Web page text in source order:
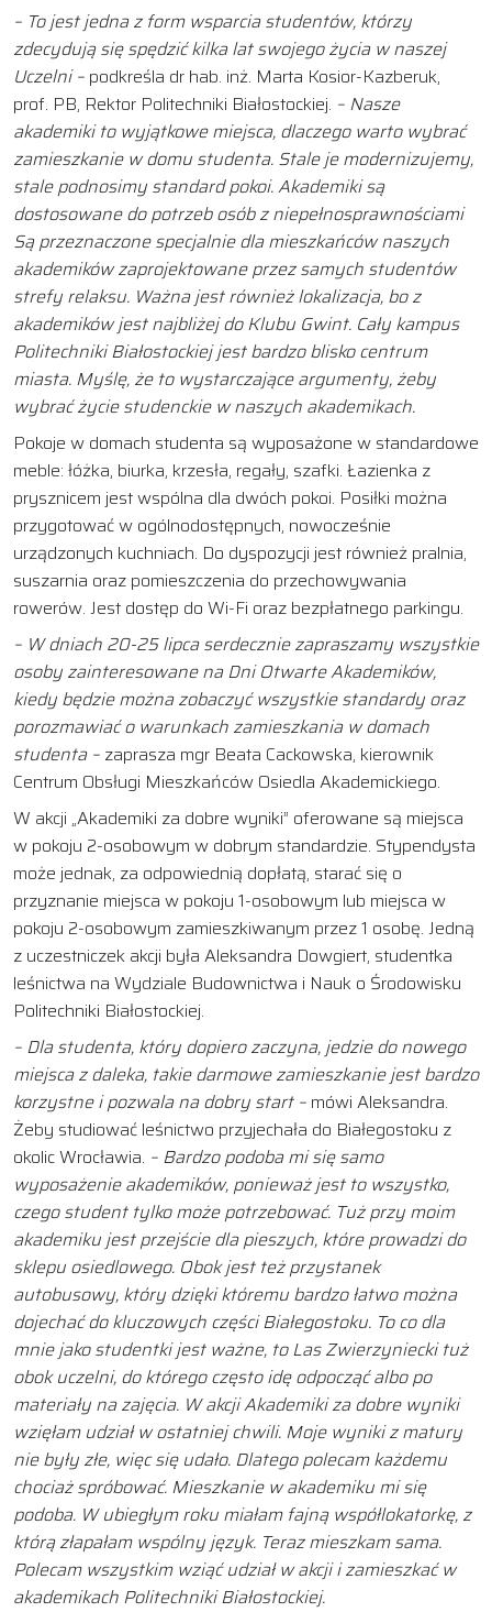
– To jest jedna z form wsparcia studentów, którzy
zdecydują się spędzić kilka lat swojego życia w naszej
Uczelni – podkreśla dr hab. inż. Marta Kosior-Kazberuk,
prof. PB, Rektor Politechniki Białostockiej. – Nasze
akademiki to wyjątkowe miejsca, dlaczego warto wybrać
zamieszkanie w domu studenta. Stale je modernizujemy,
stale podnosimy standard pokoi. Akademiki są
dostosowane do potrzeb osób z niepełnosprawnościami
Są przeznaczone specjalnie dla mieszkańców naszych
akademików zaprojektowane przez samych studentów
strefy relaksu. Ważna jest również lokalizacja, bo z
akademików jest najbliżej do Klubu Gwint. Cały kampus
Politechniki Białostockiej jest bardzo blisko centrum
miasta. Myślę, że to wystarczające argumenty, żeby
wybrać życie studenckie w naszych akademikach.
Pokoje w domach studenta są wyposażone w standardowe
meble: łóżka, biurka, krzesła, regały, szafki. Łazienka z
prysznicem jest wspólna dla dwóch pokoi. Posiłki można
przygotować w ogólnodostępnych, nowocześnie
urządzonych kuchniach. Do dyspozycji jest również pralnia,
suszarnia oraz pomieszczenia do przechowywania
rowerów. Jest dostęp do Wi-Fi oraz bezpłatnego parkingu.
– W dniach 20-25 lipca serdecznie zapraszamy wszystkie
osoby zainteresowane na Dni Otwarte Akademików,
kiedy będzie można zobaczyć wszystkie standardy oraz
porozmawiać o warunkach zamieszkania w domach
studenta – zaprasza mgr Beata Cackowska, kierownik
Centrum Obsługi Mieszkańców Osiedla Akademickiego.
W akcji „Akademiki za dobre wyniki” oferowane są miejsca
w pokoju 2-osobowym w dobrym standardzie. Stypendysta
może jednak, za odpowiednią dopłatą, starać się o
przyznanie miejsca w pokoju 1-osobowym lub miejsca w
pokoju 2-osobowym zamieszkiwanym przez 1 osobę. Jedną
z uczestniczek akcji była Aleksandra Dowgiert, studentka
leśnictwa na Wydziale Budownictwa i Nauk o Środowisku
Politechniki Białostockiej.
– Dla studenta, który dopiero zaczyna, jedzie do nowego
miejsca z daleka, takie darmowe zamieszkanie jest bardzo
korzystne i pozwala na dobry start – mówi Aleksandra.
Żeby studiować leśnictwo przyjechała do Białegostoku z
okolic Wrocławia. – Bardzo podoba mi się samo
wyposażenie akademików, ponieważ jest to wszystko,
czego student tylko może potrzebować. Tuż przy moim
akademiku jest przejście dla pieszych, które prowadzi do
sklepu osiedlowego. Obok jest też przystanek
autobusowy, który dzięki któremu bardzo łatwo można
dojechać do kluczowych części Białegostoku. To co dla
mnie jako studentki jest ważne, to Las Zwierzyniecki tuż
obok uczelni, do którego często idę odpocząć albo po
materiały na zajęcia. W akcji Akademiki za dobre wyniki
wzięłam udział w ostatniej chwili. Moje wyniki z matury
nie były złe, więc się udało. Dlatego polecam każdemu
chociaż spróbować. Mieszkanie w akademiku mi się
podoba. W ubiegłym roku miałam fajną współlokatorkę, z
którą złapałam wspólny język. Teraz mieszkam sama.
Polecam wszystkim wziąć udział w akcji i zamieszkać w
akademikach Politechniki Białostockiej.